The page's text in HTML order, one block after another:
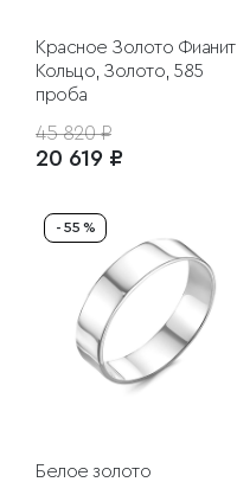
Красное Золото Фианит
Кольцо, Золото, 585
проба
45 820 ₽
20 619 ₽
- 55 %
Белое золото